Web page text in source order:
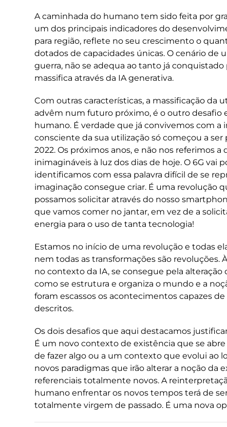
A caminhada do humano tem sido feita por
um dos principais indicadores do
para região, reflete no seu crescimento o
dotados de capacidades únicas. O cenário
guerra, não se adequa ao tanto já
massifica através da IA generativa.
Com outras características, a massificação da
advêm num futuro próximo, é o outro
humano. É verdade que já convivemos com a
consciente da sua utilização só começou a
2022. Os próximos anos, e não nos referimos
inimagináveis à luz dos dias de hoje. O 6G vai
identificamos com essa palavra difícil de se
imaginação consegue criar. É uma revolução
possamos solicitar através do nosso
que vamos comer no jantar, em vez de a
energia para o uso de tanta tecnologia!
Estamos no início de uma revolução e todas
nem todas as transformações são
no contexto da IA, se consegue pela
como se estrutura e organiza o mundo e a
foram escassos os acontecimentos capazes
descritos.
Os dois desafios que aqui destacamos
É um novo contexto de existência que se
de fazer algo ou a um contexto que evolui ao
novos paradigmas que irão alterar a noção da
referenciais totalmente novos. A
humano enfrentar os novos tempos terá de
totalmente virgem de passado. É uma nova